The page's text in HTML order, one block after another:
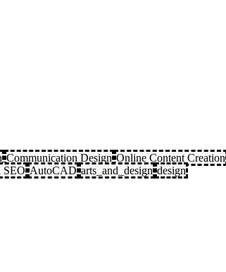
Communication Design Online Content Creation
SEO AutoCAD arts_and_design design